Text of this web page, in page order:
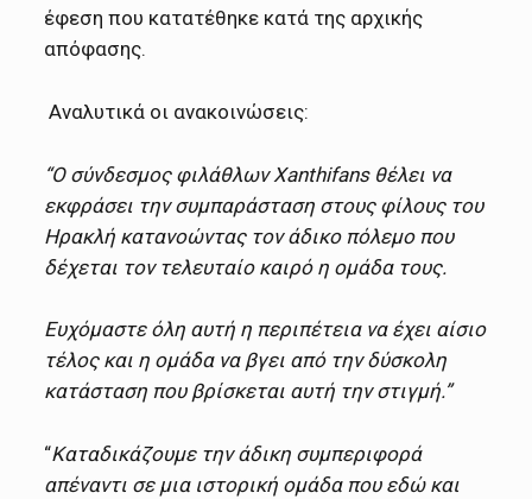
έφεση που κατατέθηκε κατά της αρχικής
απόφασης.
Αναλυτικά οι ανακοινώσεις:
“Ο σύνδεσμος φιλάθλων Xanthifans θέλει να
εκφράσει την συμπαράσταση στους φίλους του
Ηρακλή κατανοώντας τον άδικο πόλεμο που
δέχεται τον τελευταίο καιρό η ομάδα τους.
Ευχόμαστε όλη αυτή η περιπέτεια να έχει αίσιο
τέλος και η ομάδα να βγει από την δύσκολη
κατάσταση που βρίσκεται αυτή την στιγμή.”
“Καταδικάζουμε την άδικη συμπεριφορά
απέναντι σε μια ιστορική ομάδα που εδώ και